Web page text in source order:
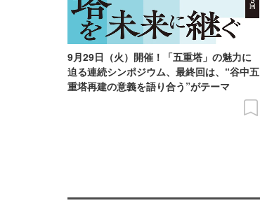
9月29日（火）開催！「五重塔」の魅力に
迫る連続シンポジウム、最終回は、“谷中五
重塔再建の意義を語り合う”がテーマ